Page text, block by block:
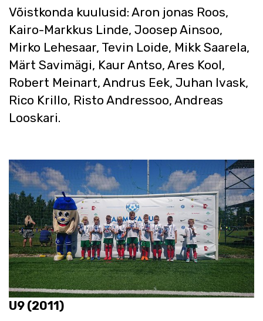
Võistkonda kuulusid: Aron jonas Roos,
Kairo-Markkus Linde, Joosep Ainsoo,
Mirko Lehesaar, Tevin Loide, Mikk Saarela,
Märt Savimägi, Kaur Antso, Ares Kool,
Robert Meinart, Andrus Eek, Juhan Ivask,
Rico Krillo, Risto Andressoo, Andreas
Looskari.
U9 (2011)